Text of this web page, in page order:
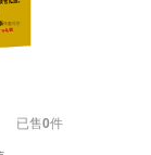
已售0件